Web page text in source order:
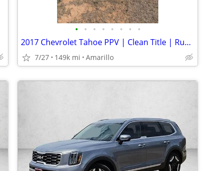
• • • • • • • •
2017 Chevrolet Tahoe PPV | Clean Title | Runs Great | Cold A/C
7/27 149k mi Amarillo